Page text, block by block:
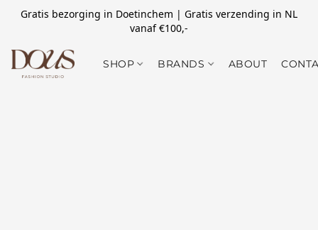
Gratis bezorging in Doetinchem | Gratis verzending in NL
vanaf €100,-
SHOP BRANDS ABOUT